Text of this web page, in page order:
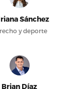
Sánchez
y deporte
Brian Díaz